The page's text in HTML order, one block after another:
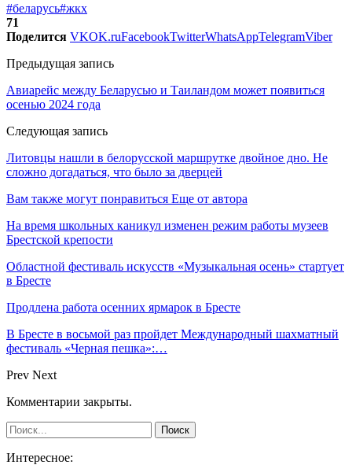
#беларусь#жкх
71
Поделится VKOK.ruFacebookTwitterWhatsAppTelegramViber
Предыдущая запись
Авиарейс между Беларусью и Таиландом может появиться
осенью 2024 года
Следующая запись
Литовцы нашли в белорусской маршрутке двойное дно. Не
сложно догадаться, что было за дверцей
Вам также могут понравиться Еще от автора
На время школьных каникул изменен режим работы музеев
Брестской крепости
Областной фестиваль искусств «Музыкальная осень» стартует
в Бресте
Продлена работа осенних ярмарок в Бресте
В Бресте в восьмой раз пройдет Международный шахматный
фестиваль «Черная пешка»:…
Prev Next
Комментарии закрыты.
Интересное: